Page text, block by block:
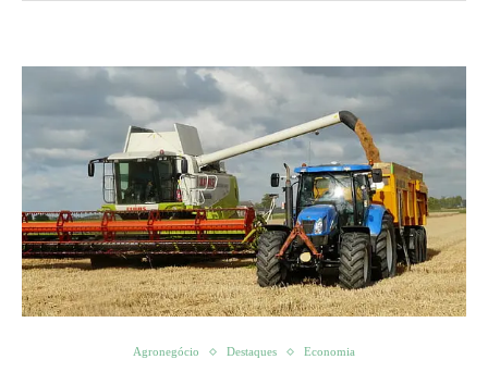
Agronegócio Destaques Economia